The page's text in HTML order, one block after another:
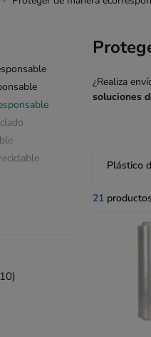
¿Realiza
soluciones
Plástico
21 productos